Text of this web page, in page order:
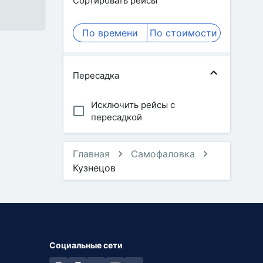
По времени По стоимости
Пересадка
Исключить рейсы с
пересадкой
Главная
Самофаловка
Кузнецов
Социальные сети